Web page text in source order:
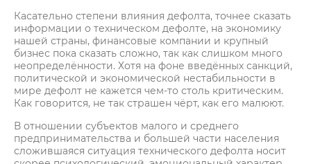
Касательно степени влияния дефолта, точнее сказать
информации о техническом дефолте, на экономику
нашей страны, финансовые компании и крупный
бизнес пока сказать сложно, так как слишком много
неопределённости. Хотя на фоне введённых санкций,
политической и экономической нестабильности в
мире дефолт не кажется чем-то столь критическим.
Как говорится, не так страшен чёрт, как его малюют.
В отношении субъектов малого и среднего
предпринимательства и большей части населения
сложившаяся ситуация технического дефолта носит